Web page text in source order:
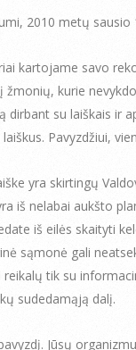
2010 metų sausio
kartojame savo
žmonių, kurie
dirbant su laiškais ir
Pavyzdžiui,
yra skirtingų
iš nelabai aukšto
iš eilės skaityti
sąmonė gali
tik su
sudedamąją dalį.
Jūsų